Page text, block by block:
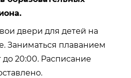
двери для детей на
Заниматься плаванием
20:00. Расписание